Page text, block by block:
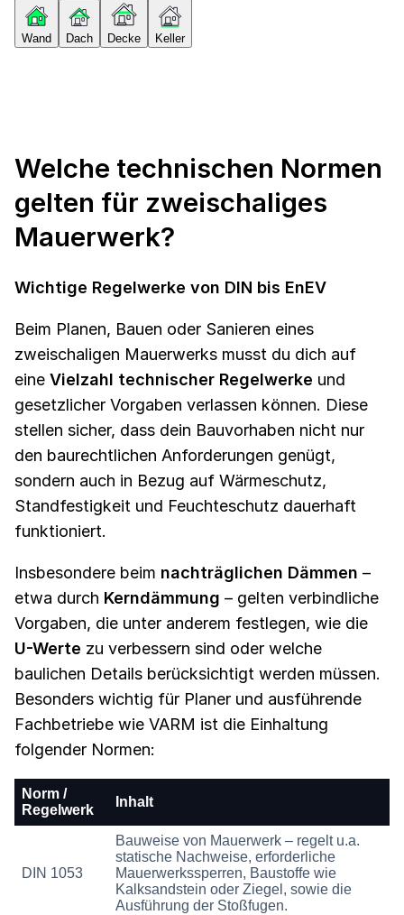
Wand Dach Decke Keller
Welche technischen Normen
gelten für zweischaliges
Mauerwerk?
Wichtige Regelwerke von DIN bis EnEV
Beim Planen, Bauen oder Sanieren eines
zweischaligen Mauerwerks musst du dich auf
eine Vielzahl technischer Regelwerke und
gesetzlicher Vorgaben verlassen können. Diese
stellen sicher, dass dein Bauvorhaben nicht nur
den baurechtlichen Anforderungen genügt,
sondern auch in Bezug auf Wärmeschutz,
Standfestigkeit und Feuchteschutz dauerhaft
funktioniert.
Insbesondere beim nachträglichen Dämmen –
etwa durch Kerndämmung – gelten verbindliche
Vorgaben, die unter anderem festlegen, wie die
U-Werte zu verbessern sind oder welche
baulichen Details berücksichtigt werden müssen.
Besonders wichtig für Planer und ausführende
Fachbetriebe wie VARM ist die Einhaltung
folgender Normen:
Norm /
Regelwerk
Inhalt
DIN 1053
Bauweise von Mauerwerk – regelt u.a.
statische Nachweise, erforderliche
Mauerwerkssperren, Baustoffe wie
Kalksandstein oder Ziegel, sowie die
Ausführung der Stoßfugen.